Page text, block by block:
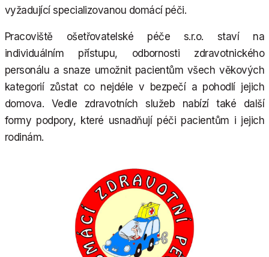
vyžadující specializovanou domácí péči.
Pracoviště ošetřovatelské péče s.r.o. staví na
individuálním přístupu, odbornosti zdravotnického
personálu a snaze umožnit pacientům všech věkových
kategorií zůstat co nejdéle v bezpečí a pohodlí jejich
domova. Vedle zdravotních služeb nabízí také další
formy podpory, které usnadňují péči pacientům i jejich
rodinám.